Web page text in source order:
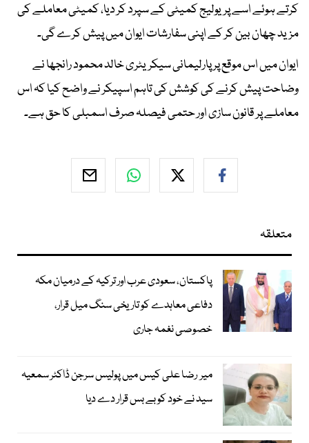
کرتے ہوئے اسے پریولیج کمیٹی کے سپرد کر دیا، کمیٹی معاملے کی
مزید چھان بین کر کے اپنی سفارشات ایوان میں پیش کرے گی۔
ایوان میں اس موقع پر پارلیمانی سیکریٹری خالد محمود رانجھا نے
وضاحت پیش کرنے کی کوشش کی تاہم اسپیکر نے واضح کیا کہ اس
معاملے پر قانون سازی اور حتمی فیصلہ صرف اسمبلی کا حق ہے۔
متعلقہ
پاکستان، سعودی عرب اور ترکیہ کے درمیان مکہ
دفاعی معاہدے کو تاریخی سنگ میل قرار،
خصوصی نغمہ جاری
میر رضا علی کیس میں پولیس سرجن ڈاکٹر سمعیہ
سید نے خود کو بے بس قرار دے دیا